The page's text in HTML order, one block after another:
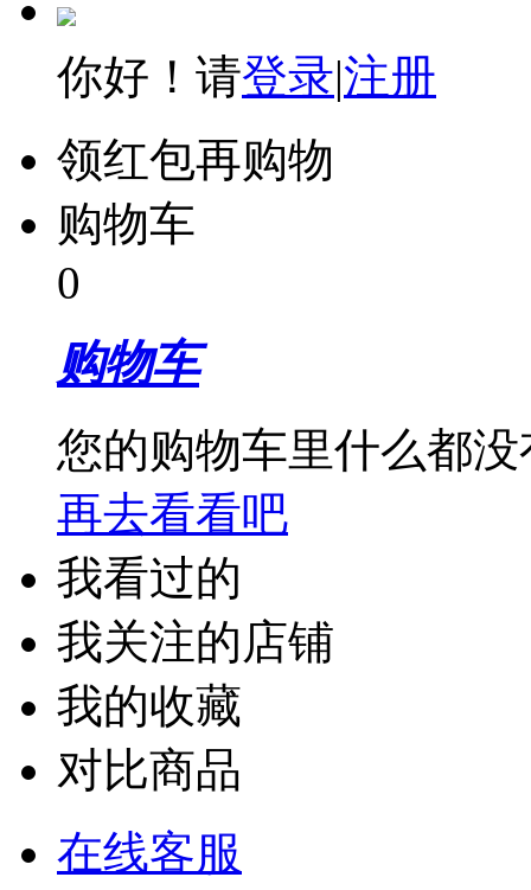
你好！请登录|注册
领红包再购物
购物车
0
购物车
您的购物车里什么都没
再去看看吧
我看过的
我关注的店铺
我的收藏
对比商品
在线客服